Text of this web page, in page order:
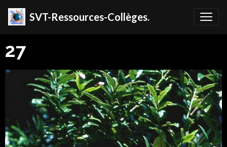
SVT-Ressources-Collèges.
27